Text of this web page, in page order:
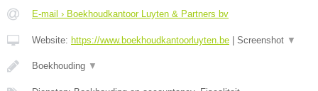
E-mail › Boekhoudkantoor Luyten & Partners bv
Website: https://www.boekhoudkantoorluyten.be Screenshot ▼
Boekhouding ▼